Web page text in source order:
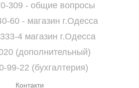
309 - общие вопросы
60 - магазин г.Одесса
4 магазин г.Одесса
(дополнительный)
99-22 (бухгалтерия)
Контакти